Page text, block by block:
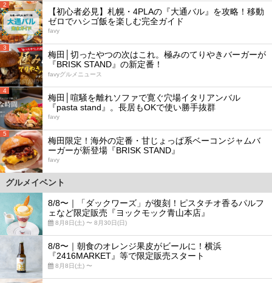
2
【初心者必見】札幌・4PLAの『大通バル』を攻略！移動
ゼロでハシゴ飯を楽しむ完全ガイド
favy
3
梅田│切ったやつの次はこれ。極みのてりやきバーガーが
『BRISK STAND』の新定番！
favyグルメニュース
4
梅田│喧騒を離れソファで寛ぐ穴場イタリアンバル
『pasta stand』。長居もOKで使い勝手抜群
favy
5
梅田限定！海外の定番・甘じょっぱ系ベーコンジャムバ
ーガーが新登場『BRISK STAND』
favy
グルメイベント
8/8〜｜「ダックワーズ」が復刻！ピスタチオ香るパルフ
ェなど限定販売『ヨックモック青山本店』
8月8日(土) 〜 8月30日(日)
8/8〜｜朝食のオレンジ果皮がビールに！横浜
『2416MARKET』等で限定販売スタート
8月8日(土) 〜